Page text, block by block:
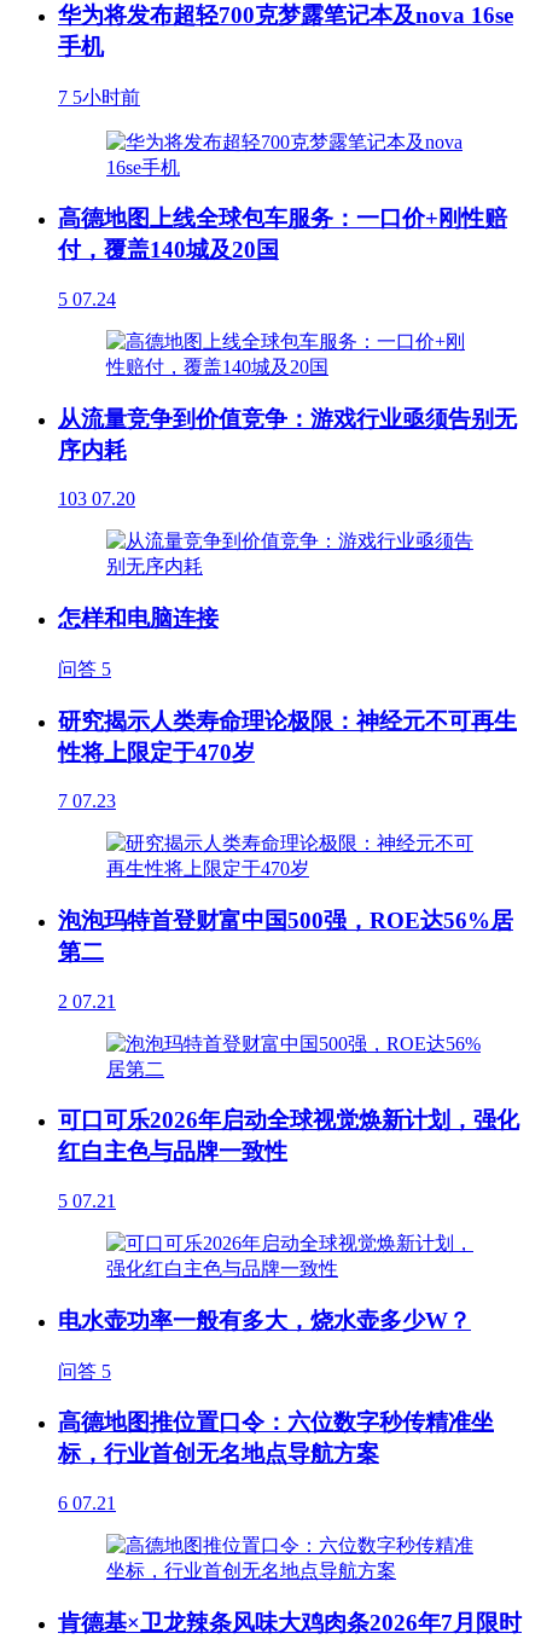
华为将发布超轻700克梦露笔记本及nova 16se
手机
7 5小时前
高德地图上线全球包车服务：一口价+刚性赔
付，覆盖140城及20国
5 07.24
从流量竞争到价值竞争：游戏行业亟须告别无
序内耗
103 07.20
怎样和电脑连接
问答 5
研究揭示人类寿命理论极限：神经元不可再生
性将上限定于470岁
7 07.23
泡泡玛特首登财富中国500强，ROE达56%居
第二
2 07.21
可口可乐2026年启动全球视觉焕新计划，强化
红白主色与品牌一致性
5 07.21
电水壶功率一般有多大，烧水壶多少W？
问答 5
高德地图推位置口令：六位数字秒传精准坐
标，行业首创无名地点导航方案
6 07.21
肯德基×卫龙辣条风味大鸡肉条2026年7月限时